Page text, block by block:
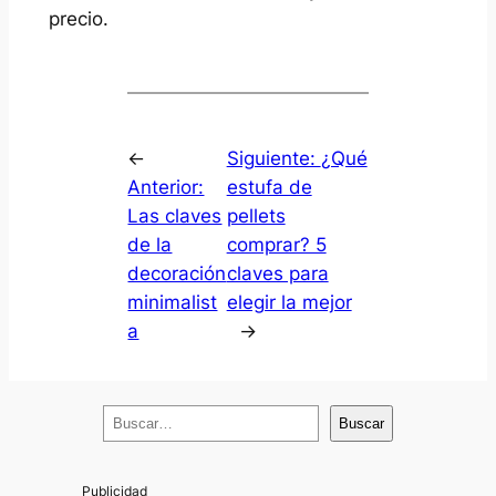
precio.
←
Anterior:
Las claves
de la
decoración
minimalist
a
Siguiente: ¿Qué
estufa de
pellets
comprar? 5
claves para
elegir la mejor
→
u
Buscar